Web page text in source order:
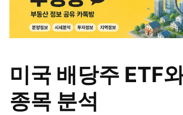
미국 배당주 ETF
종목 분석